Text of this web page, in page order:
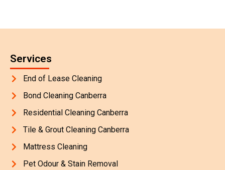
Services
End of Lease Cleaning
Bond Cleaning Canberra
Residential Cleaning Canberra
Tile & Grout Cleaning Canberra
Mattress Cleaning
Pet Odour & Stain Removal